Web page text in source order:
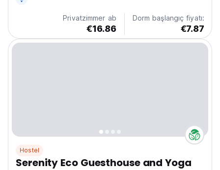
Privatzimmer ab
€16.86
Dorm başlangıç fiyatı:
€7.87
Hostel
Serenity Eco Guesthouse and Yoga